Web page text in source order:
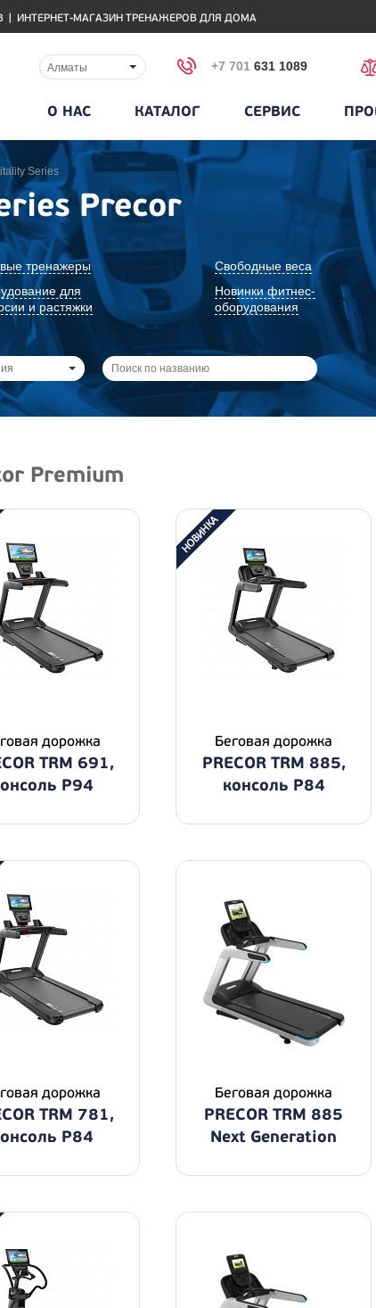
ИНТЕРНЕТ-МАГАЗИН ТРЕНАЖЕРОВ ДЛЯ ДОМА
Алматы +7 701 631 1089
О НАС КАТАЛОГ СЕРВИС
Series
Precor
тренажеры
Свободные веса
для
и растяжки
Новинки фитнес-
оборудования
Premium
дорожка
TRM 691,
P94
Беговая дорожка
PRECOR TRM 885,
консоль P84
дорожка
TRM 781,
P84
Беговая дорожка
PRECOR TRM 885
Next Generation